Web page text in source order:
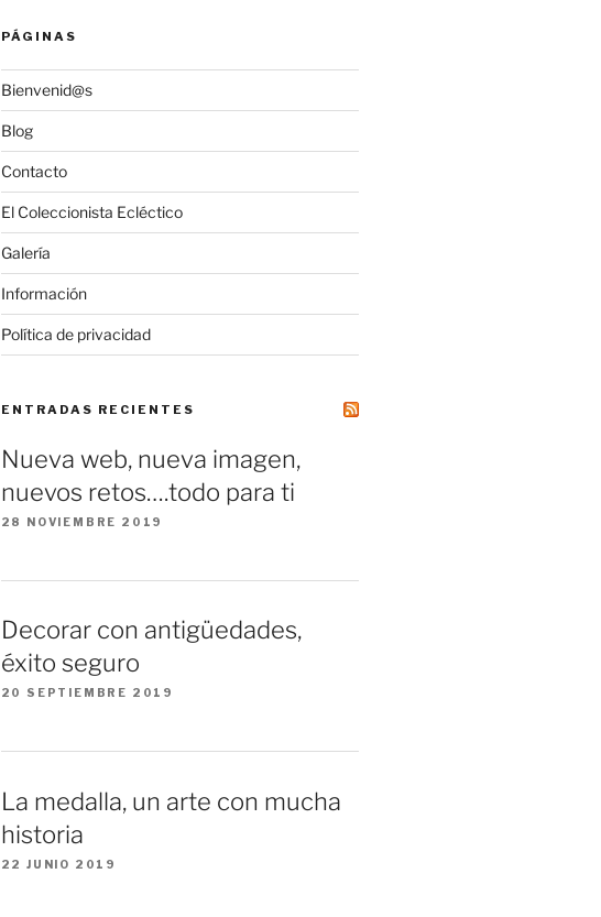
PÁGINAS
Bienvenid@s
Blog
Contacto
El Coleccionista Ecléctico
Galería
Información
Política de privacidad
ENTRADAS RECIENTES
Nueva web, nueva imagen,
nuevos retos….todo para ti
28 NOVIEMBRE 2019
Decorar con antigüedades,
éxito seguro
20 SEPTIEMBRE 2019
La medalla, un arte con mucha
historia
22 JUNIO 2019